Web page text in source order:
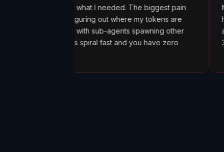
exactly what I needed. The biggest pain
been figuring out where my tokens are
with sub-agents spawning other
costs spiral fast and you have zero
It's like going
having a
alone was
3x more